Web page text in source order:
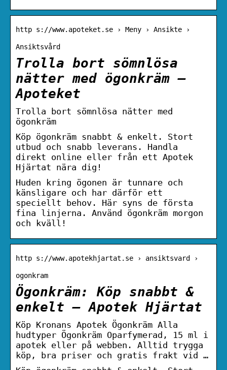
http s://www.apoteket.se › Meny › Ansikte ›
Ansiktsvård
Trolla bort sömnlösa
nätter med ögonkräm –
Apoteket
Trolla bort sömnlösa nätter med
ögonkräm
Köp ögonkräm snabbt & enkelt. Stort
utbud och snabb leverans. Handla
direkt online eller från ett Apotek
Hjärtat nära dig!
Huden kring ögonen är tunnare och
känsligare och har därför ett
speciellt behov. Här syns de första
fina linjerna. Använd ögonkräm morgon
och kväll!
http s://www.apotekhjartat.se › ansiktsvard ›
ogonkram
Ögonkräm: Köp snabbt &
enkelt – Apotek Hjärtat
Köp Kronans Apotek Ögonkräm Alla
hudtyper Ögonkräm Oparfymerad, 15 ml i
apotek eller på webben. Alltid trygga
köp, bra priser och gratis frakt vid …